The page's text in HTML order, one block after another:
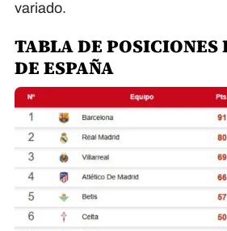
variado.
TABLA DE POSICIONES
DE ESPAÑA